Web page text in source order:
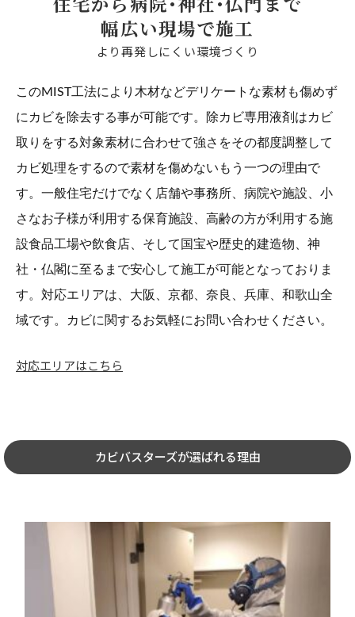
幅広い現場で施工
より再発しにくい環境づくり
このMIST工法により木材などデリケートな素材も傷めず
にカビを除去する事が可能です。除カビ専用液剤はカビ
取りをする対象素材に合わせて強さをその都度調整して
カビ処理をするので素材を傷めないもう一つの理由で
す。一般住宅だけでなく店舗や事務所、病院や施設、小
さなお子様が利用する保育施設、高齢の方が利用する施
設食品工場や飲食店、そして国宝や歴史的建造物、神
社・仏閣に至るまで安心して施工が可能となっておりま
す。対応エリアは、大阪、京都、奈良、兵庫、和歌山全
域です。カビに関するお気軽にお問い合わせください。
対応エリアはこちら
カビバスターズが選ばれる理由